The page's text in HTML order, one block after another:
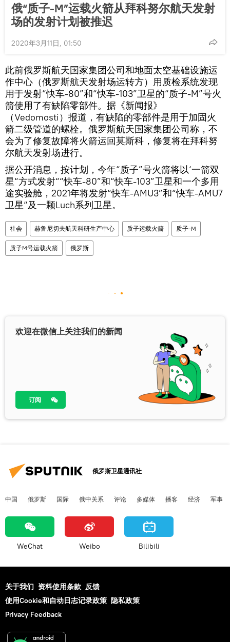
俄“质子-M”运载火箭从拜科努尔航天发射
场的发射计划被推迟
2020年3月11日, 01:50
此前俄罗斯航天国家集团公司和地面太空基础设施运
作中心（俄罗斯航天发射场运转方）用质检系统发现
用于发射“快车-80”和“快车-103”卫星的“质子-M”号火
箭使用了有缺陷零部件。据《新闻报》
（Vedomosti）报道，有缺陷的零部件是用于加固火
箭二级管道的螺栓。俄罗斯航天国家集团公司称，不
会为了修复故障将火箭运回莫斯科，修复将在拜科努
尔航天发射场进行。
据公开消息，按计划，今年“质子”号火箭将以‘一箭双
星“方式发射““快车-80”和“快车-103”卫星和一个多用
途实验舱，2021年将发射“快车-AMU3”和“快车-AMU7
卫星“及一颗Luch系列卫星。
社会 赫鲁尼切夫航天科研生产中心 质子运载火箭 质子-M
质子M号运载火箭 俄罗斯
欢迎在微信上关注我们的新闻
订阅
俄罗斯卫星通讯社
中国 俄罗斯 国际 俄中关系 评论 多媒体 播客 经济 军事
WeChat Weibo Bilibili
关于我们 资料使用条款 反馈
使用Cookie和自动日志记录政策 隐私政策
Privacy Feedback